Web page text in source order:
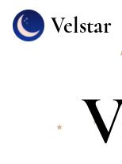
Velstar